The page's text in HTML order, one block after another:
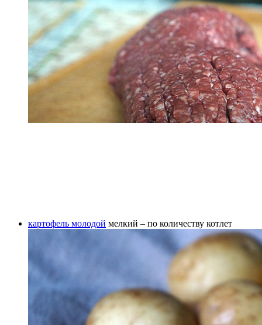
картофель молодой мелкий – по количеству котлет